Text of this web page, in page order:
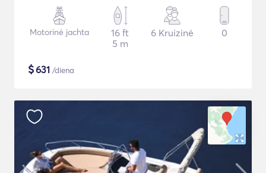
Motorinė jachta
16 ft
5 m
6 Kruizinė 0
$631 /diena